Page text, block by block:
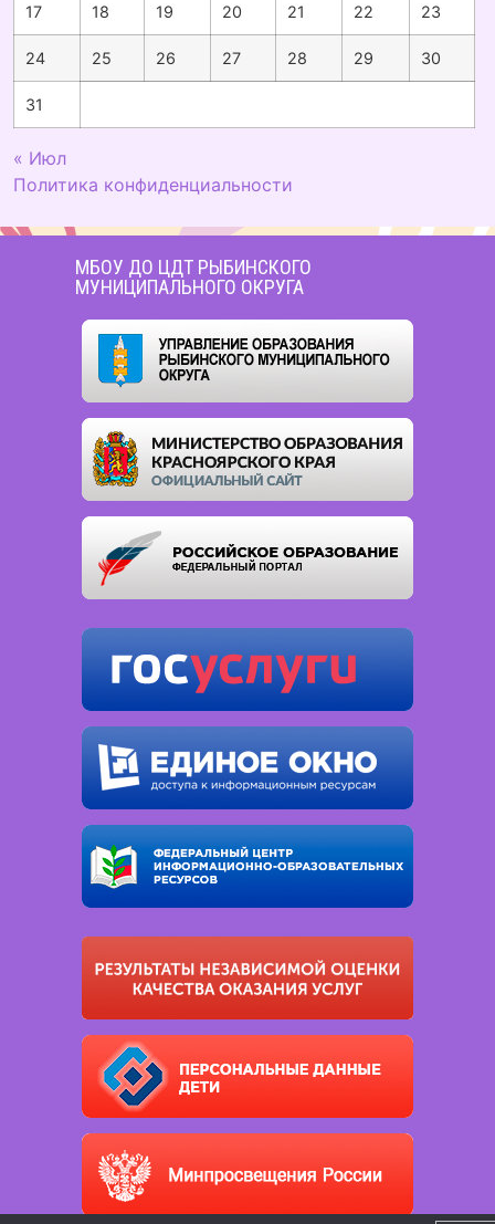
17 18 19 20 21 22 23
24 25 26 27 28 29 30
31
« Июл
Политика конфиденциальности
МБОУ ДО ЦДТ РЫБИНСКОГО
МУНИЦИПАЛЬНОГО ОКРУГА